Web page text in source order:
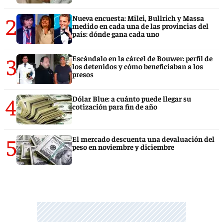
2
Nueva encuesta: Milei, Bullrich y Massa
medido en cada una de las provincias del
país: dónde gana cada uno
3
Escándalo en la cárcel de Bouwer: perfil de
los detenidos y cómo beneficiaban a los
presos
4
Dólar Blue: a cuánto puede llegar su
cotización para fin de año
5
El mercado descuenta una devaluación del
peso en noviembre y diciembre